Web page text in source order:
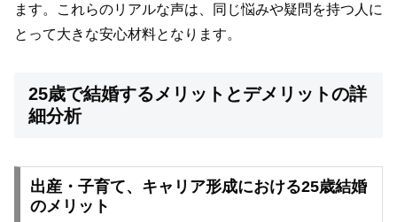
ます。これらのリアルな声は、同じ悩みや疑問を持つ人に
とって大きな安心材料となります。
25歳で結婚するメリットとデメリットの詳
細分析
出産・子育て、キャリア形成における25歳結婚
のメリット